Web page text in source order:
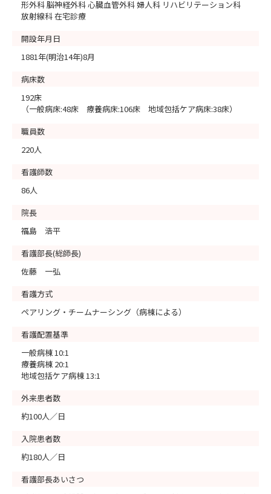
形外科 脳神経外科 心臓血管外科 婦人科 リハビリテーション科
放射線科 在宅診療
開設年月日
1881年(明治14年)8月
病床数
192床
（一般病床:48床 療養病床:106床 地域包括ケア病床:38床）
職員数
220人
看護師数
86人
院長
福島 浩平
看護部長(総師長)
佐藤 一弘
看護方式
ペアリング・チームナーシング（病棟による）
看護配置基準
一般病棟 10:1
療養病棟 20:1
地域包括ケア病棟 13:1
外来患者数
約100人／日
入院患者数
約180人／日
看護部長あいさつ